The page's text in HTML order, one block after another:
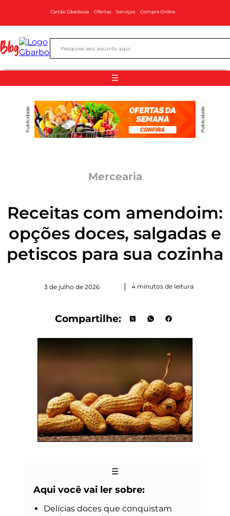
Cartão Gbarbosa Ofertas Serviços Compre Online
Blog
☰
Publicidade Publicidade
Mercearia
Receitas com amendoim:
opções doces, salgadas e
petiscos para sua cozinha
3 de julho de 2026 | 4 minutos de leitura
Compartilhe:
☰
Aqui você vai ler sobre:
Delícias doces que conquistam